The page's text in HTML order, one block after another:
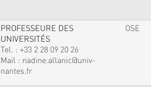
PROFESSEURE DES
UNIVERSITÉS
Tel. : +33 2 28 09 20 26
Mail : nadine.allanic@univ-
nantes.fr
OSE